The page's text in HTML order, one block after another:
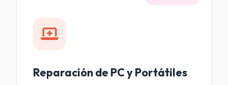
Reparación de PC y Portátiles